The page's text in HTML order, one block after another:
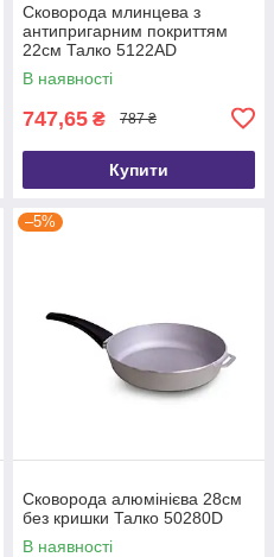
Сковорода млинцева з
антипригарним покриттям
22см Талко 5122АD
В наявності
747,65 ₴ 787 ₴
Купити
–5%
Сковорода алюмінієва 28см
без кришки Талко 50280D
В наявності